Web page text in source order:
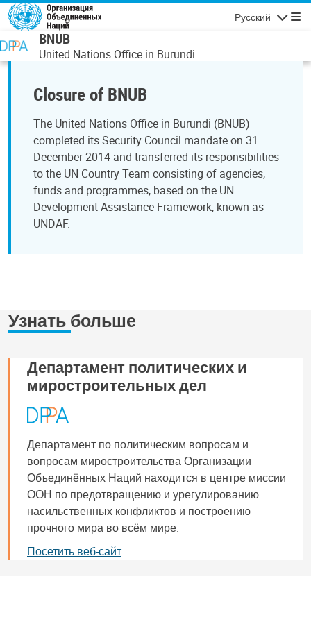
Перейти к основному содержанию
Русский
BNUB
United Nations Office in Burundi
Closure of BNUB
The United Nations Office in Burundi (BNUB)
completed its Security Council mandate on 31
December 2014 and transferred its responsibilities
to the UN Country Team consisting of agencies,
funds and programmes, based on the UN
Development Assistance Framework, known as
UNDAF.
Узнать больше
Департамент политических и
миростроительных дел
Департамент по политическим вопросам и
вопросам миростроительства Организации
Объединённых Наций находится в центре миссии
ООН по предотвращению и урегулированию
насильственных конфликтов и построению
прочного мира во всём мире.
Посетить веб-сайт